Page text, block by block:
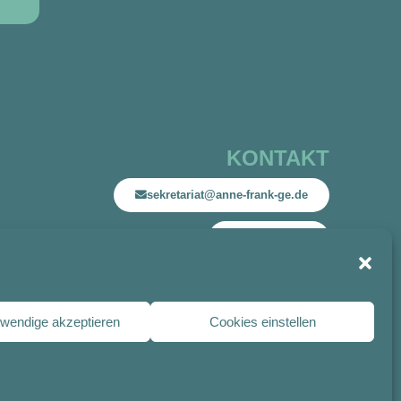
akzeptieren Cookies einstellen
KONTAKT
sekretariat@anne-frank-ge.de